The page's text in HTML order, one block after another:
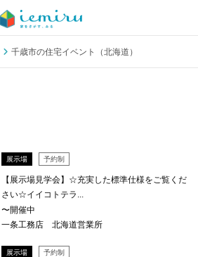
千歳市の住宅イベント（北海道）
展示場 予約制
【展示場見学会】☆充実した標準仕様をご覧くだ
さい☆イイコトテラ...
〜開催中
一条工務店 北海道営業所
展示場 予約制